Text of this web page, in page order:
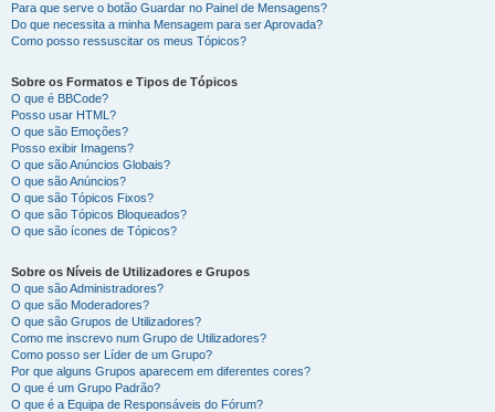
Para que serve o botão Guardar no Painel de Mensagens?
Do que necessita a minha Mensagem para ser Aprovada?
Como posso ressuscitar os meus Tópicos?
Sobre os Formatos e Tipos de Tópicos
O que é BBCode?
Posso usar HTML?
O que são Emoções?
Posso exibir Imagens?
O que são Anúncios Globais?
O que são Anúncios?
O que são Tópicos Fixos?
O que são Tópicos Bloqueados?
O que são ícones de Tópicos?
Sobre os Níveis de Utilizadores e Grupos
O que são Administradores?
O que são Moderadores?
O que são Grupos de Utilizadores?
Como me inscrevo num Grupo de Utilizadores?
Como posso ser Líder de um Grupo?
Por que alguns Grupos aparecem em diferentes cores?
O que é um Grupo Padrão?
O que é a Equipa de Responsáveis do Fórum?